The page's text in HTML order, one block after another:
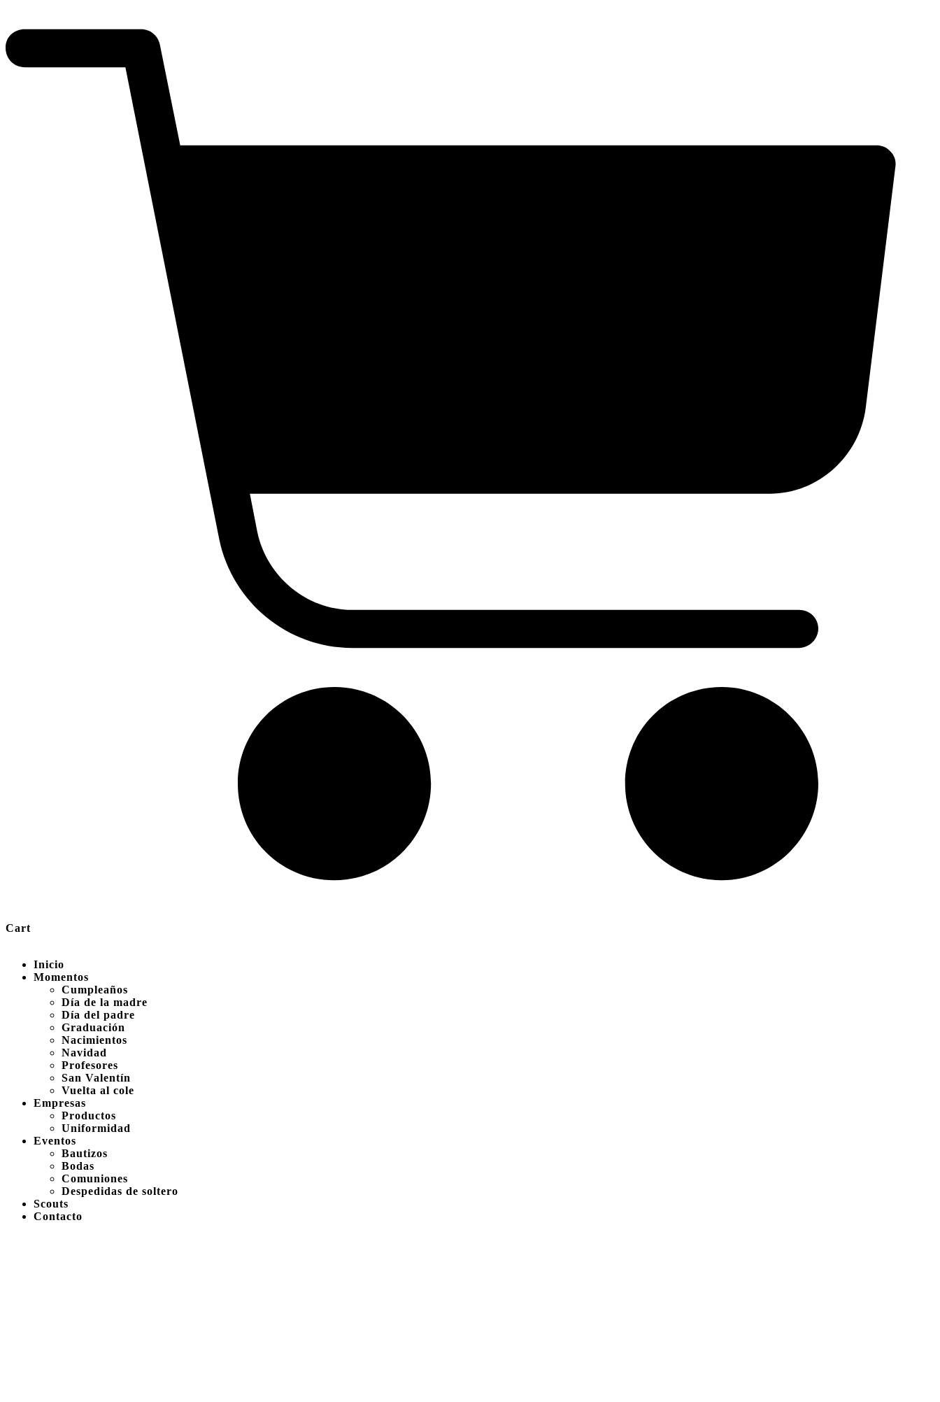
Cart
Inicio
Momentos
Cumpleaños
Día de la madre
Día del padre
Graduación
Nacimientos
Navidad
Profesores
San Valentín
Vuelta al cole
Empresas
Productos
Uniformidad
Eventos
Bautizos
Bodas
Comuniones
Despedidas de soltero
Scouts
Contacto